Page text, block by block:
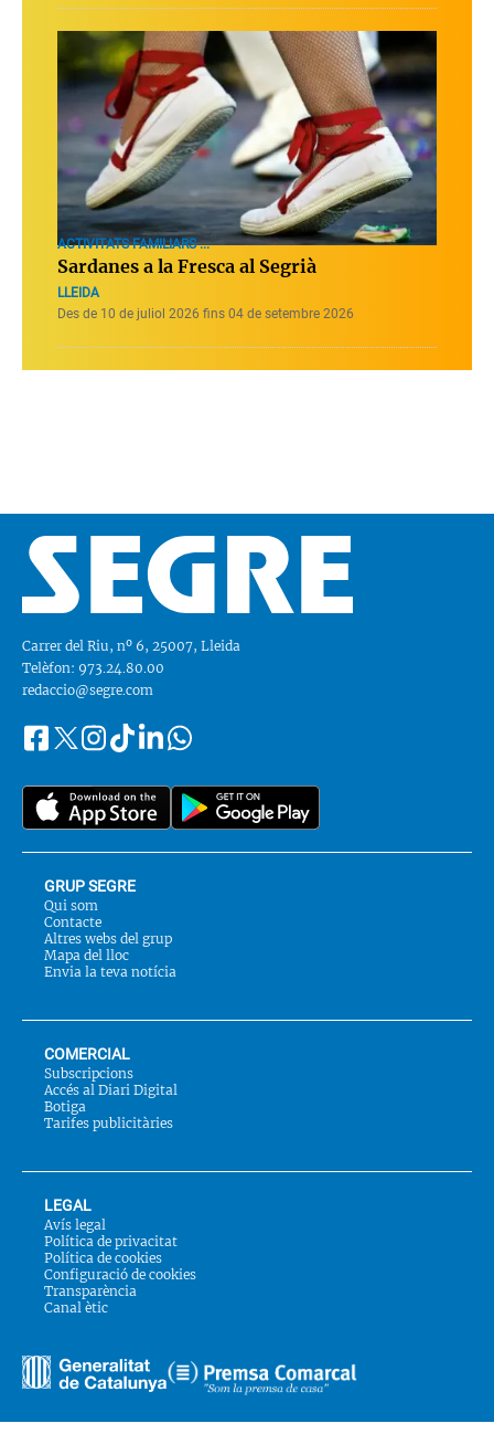
ACTIVITATS FAMILIARS ...
Sardanes a la Fresca al Segrià
LLEIDA
Des de 10 de juliol 2026 fins 04 de setembre 2026
Carrer del Riu, nº 6, 25007, Lleida
Telèfon: 973.24.80.00
redaccio@segre.com
Segueix-
a::
FacebookInstagram
TiktokLinkedinWhatsapp
GRUP SEGRE
Qui som
Contacte
Altres webs del grup
Mapa del lloc
Envia la teva notícia
COMERCIAL
Subscripcions
Accés al Diari Digital
Botiga
Tarifes publicitàries
LEGAL
Avís legal
Política de privacitat
Política de cookies
Configuració de cookies
Transparència
Canal ètic